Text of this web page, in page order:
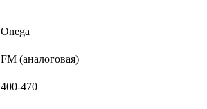
Onega
FM (аналоговая)
400-470